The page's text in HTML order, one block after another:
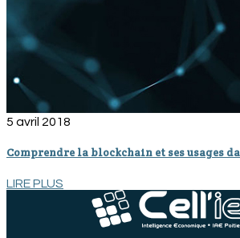
5 avril 2018
Comprendre la blockchain et ses usages
LIRE PLUS